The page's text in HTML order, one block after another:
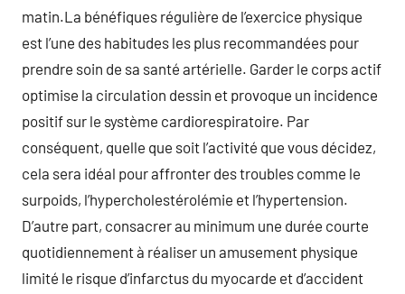
matin.La bénéfiques régulière de l’exercice physique
est l’une des habitudes les plus recommandées pour
prendre soin de sa santé artérielle. Garder le corps actif
optimise la circulation dessin et provoque un incidence
positif sur le système cardiorespiratoire. Par
conséquent, quelle que soit l’activité que vous décidez,
cela sera idéal pour affronter des troubles comme le
surpoids, l’hypercholestérolémie et l’hypertension.
D’autre part, consacrer au minimum une durée courte
quotidiennement à réaliser un amusement physique
limité le risque d’infarctus du myocarde et d’accident